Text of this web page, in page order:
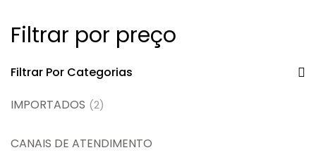
Filtrar por preço
Filtrar Por Categorias
IMPORTADOS (2)
CANAIS DE ATENDIMENTO